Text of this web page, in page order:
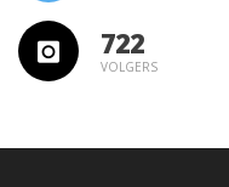
722
VOLGERS